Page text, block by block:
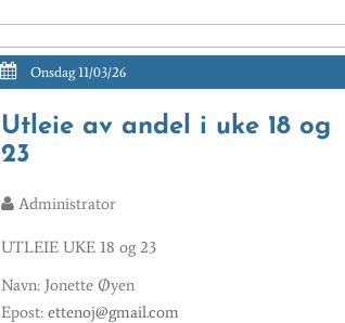
Onsdag 11/03/26
Utleie av andel i uke 18 og
23
Administrator
UTLEIE UKE 18 og 23
Navn: Jonette Øyen
Epost: ettenoj@gmail.com